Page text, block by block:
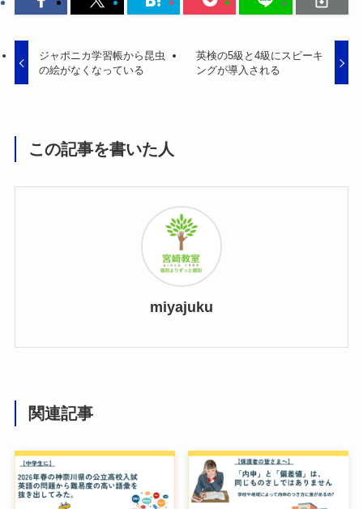
ジャポニカ学習帳から昆虫
の絵がなくなっている
英検の5級と4級にスピーキ
ングが導入される
この記事を書いた人
miyajuku
関連記事